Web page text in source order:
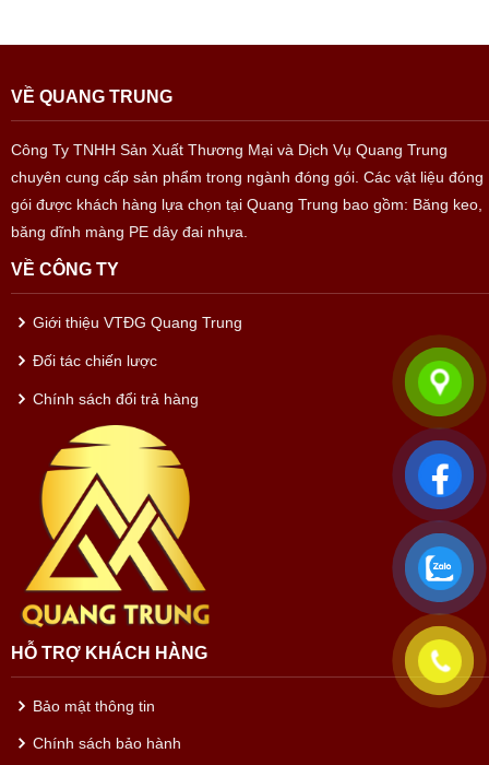
VỀ QUANG TRUNG
Công Ty TNHH Sản Xuất Thương Mại và Dịch Vụ Quang Trung
chuyên cung cấp sản phẩm trong ngành đóng gói. Các vật liệu đóng
gói được khách hàng lựa chọn tại Quang Trung bao gồm: Băng keo,
băng dĩnh màng PE dây đai nhựa.
VỀ CÔNG TY
Giới thiệu VTĐG Quang Trung
Đối tác chiến lược
Chính sách đổi trả hàng
HỖ TRỢ KHÁCH HÀNG
Bảo mật thông tin
Chính sách bảo hành